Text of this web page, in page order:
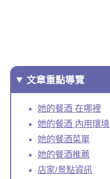
文章重點導覽
她的餐酒 在哪裡
她的餐酒 內用環境
她的餐酒菜單
她的餐酒推薦
店家/景點資訊